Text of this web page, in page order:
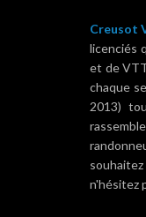
Creusot
licenciés
et de
chaque
2013)
n'hésitez